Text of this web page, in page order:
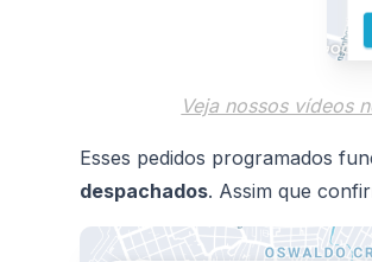
Veja nossos vídeos
Esses pedidos programados
despachados. Assim que